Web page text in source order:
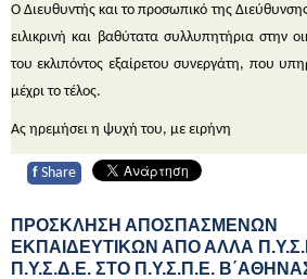
Ο Διευθυντής και το προσωπικό της
ειλικρινή και βαθύτατα συλλυπητήρια στην
του εκλιπόντος εξαίρετου συνεργάτη, που
μέχρι το τέλος.
Ας ηρεμήσει η ψυχή του, με ειρήνη
f Share
ΠΡΟΣΚΛΗΣΗ ΑΠΟΣΠΑΣΜΕΝΩΝ
ΕΚΠΑΙΔΕΥΤΙΚΩΝ ΑΠΟ ΑΛΛΑ
Π.Υ.Σ.Δ.Ε. ΣΤΟ Π.Υ.Σ.Π.Ε.